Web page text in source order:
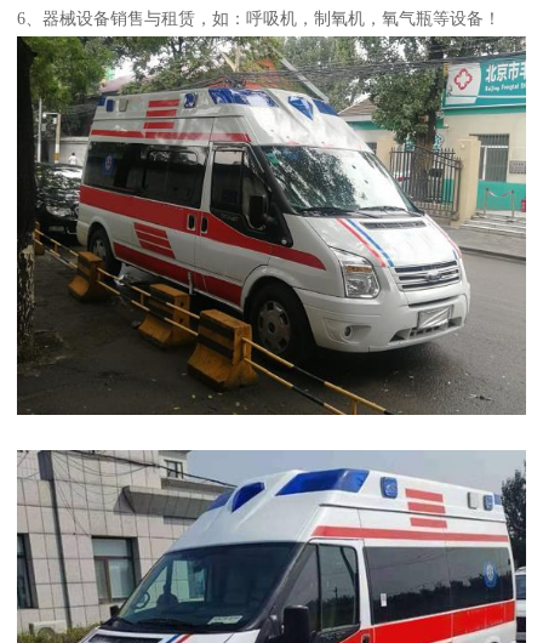
6、器械设备销售与租赁，如：呼吸机，制氧机，氧气瓶等设备！